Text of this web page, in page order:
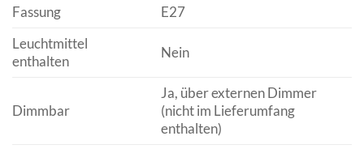
Fassung
E27
Leuchtmittel
enthalten
Nein
Dimmbar
Ja, über externen Dimmer
(nicht im Lieferumfang
enthalten)